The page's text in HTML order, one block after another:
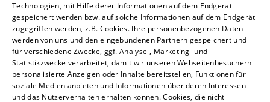
Unternehmen
Kontakt
Technologien, mit Hilfe derer Informationen auf dem Endgerät
gespeichert werden bzw. auf solche Informationen auf dem Endgerät
zugegriffen werden, z.B. Cookies. Ihre personenbezogenen Daten
werden von uns und den eingebundenen Partnern gespeichert und
für verschiedene Zwecke, ggf. Analyse-, Marketing- und
Statistikzwecke verarbeitet, damit wir unseren Webseitenbesuchern
personalisierte Anzeigen oder Inhalte bereitstellen, Funktionen für
soziale Medien anbieten und Informationen über deren Interessen
und das Nutzerverhalten erhalten können. Cookies, die nicht